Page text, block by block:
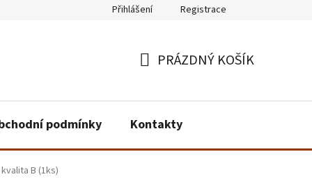
Přihlášení Registrace
PRÁZDNÝ KOŠÍK
podmínky Kontakty
B (1ks)